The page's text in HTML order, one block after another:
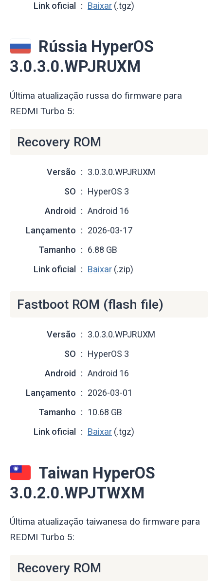
Link oficial
Baixar (.tgz)
Rússia HyperOS
3.0.3.0.WPJRUXM
Última atualização russa do firmware para
REDMI Turbo 5:
Recovery ROM
Versão
3.0.3.0.WPJRUXM
SO
HyperOS 3
Android
Android 16
Lançamento
2026-03-17
Tamanho
6.88 GB
Link oficial
Baixar (.zip)
Fastboot ROM (flash file)
Versão
3.0.3.0.WPJRUXM
SO
HyperOS 3
Android
Android 16
Lançamento
2026-03-01
Tamanho
10.68 GB
Link oficial
Baixar (.tgz)
Taiwan HyperOS
3.0.2.0.WPJTWXM
Última atualização taiwanesa do firmware para
REDMI Turbo 5:
Recovery ROM